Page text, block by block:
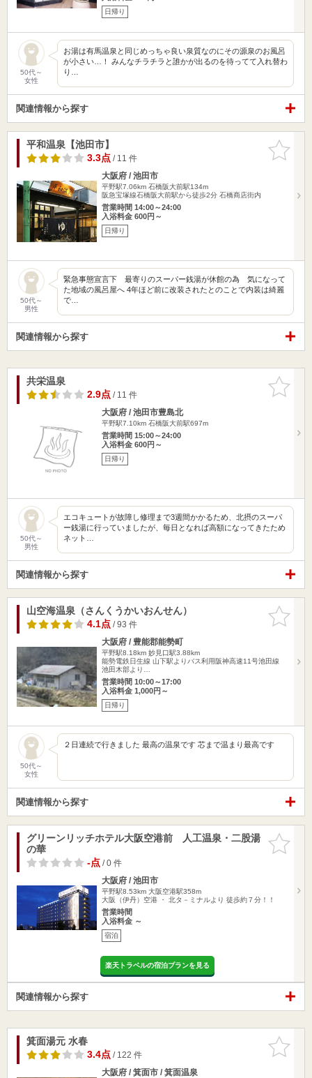
日帰り
50代～
女性
お湯は有馬温泉と同じめっちゃ良い泉質なのにその源泉のお風呂
が小さい…！ みんなチラチラと誰かが出るのを待ってて入れ替わ
り…
関連情報から探す
お気に入
りに追加
平和温泉【池田市】
3.3点/ 11 件
大阪府 / 池田市
平野駅7.06km 石橋阪大前駅134m
阪急宝塚線石橋阪大前駅から徒歩2分 石橋商店街内
営業時間 14:00～24:00
入浴料金 600円～
日帰り
50代～
男性
緊急事態宣言下 最寄りのスーパー銭湯が休館の為 気になって
た地域の風呂屋へ 4年ほど前に改装されたとのことで内装は綺麗
で…
関連情報から探す
お気に入
りに追加
共栄温泉
2.9点/ 11 件
大阪府 / 池田市豊島北
平野駅7.10km 石橋阪大前駅697m
営業時間 15:00～24:00
入浴料金 600円～
日帰り
50代～
男性
エコキュートが故障し修理まで3週間かかるため、北摂のスーパ
ー銭湯に行っていましたが、毎日となれば高額になってきたため
ネット…
関連情報から探す
お気に入
りに追加
山空海温泉（さんくうかいおんせん）
4.1点/ 93 件
大阪府 / 豊能郡能勢町
平野駅8.18km 妙見口駅3.88km
能勢電鉄日生線 山下駅よりバス利用阪神高速11号池田線
池田木部より…
営業時間 10:00～17:00
入浴料金 1,000円～
日帰り
50代～
女性
２日連続で行きました 最高の温泉です 芯まで温まり最高です
関連情報から探す
お気に入
りに追加
グリーンリッチホテル大阪空港前 人工温泉・二股湯
の華
-点/ 0 件
大阪府 / 池田市
平野駅8.53km 大阪空港駅358m
大阪（伊丹）空港 ・ 北タ－ミナルより 徒歩約７分！！
営業時間
入浴料金 ～
宿泊
楽天トラベルの宿泊プランを見る
関連情報から探す
お気に入
りに追加
箕面湯元 水春
3.4点/ 122 件
大阪府 / 箕面市 / 箕面温泉